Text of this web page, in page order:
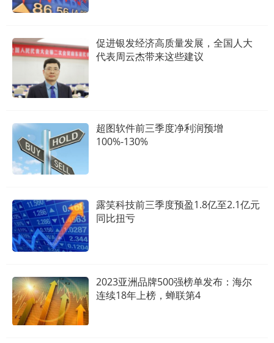
促进银发经济高质量发展，全国人大
代表周云杰带来这些建议
超图软件前三季度净利润预增
100%-130%
露笑科技前三季度预盈1.8亿至2.1亿元
同比扭亏
2023亚洲品牌500强榜单发布：海尔
连续18年上榜，蝉联第4